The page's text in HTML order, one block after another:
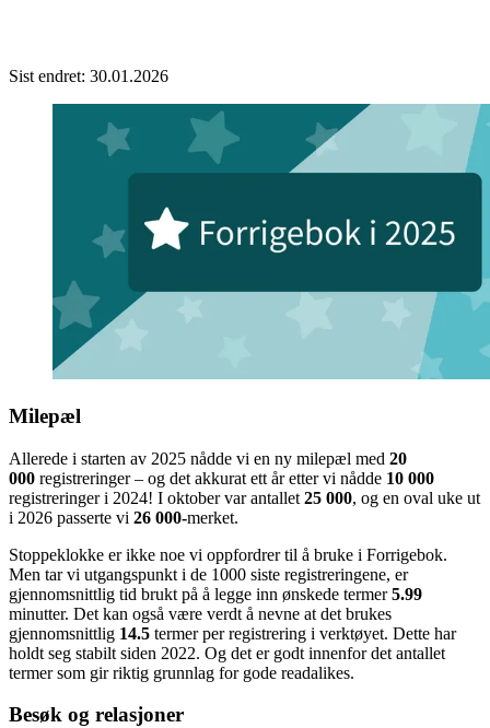
Sist endret: 30.01.2026
Milepæl
Allerede i starten av 2025 nådde vi en ny milepæl med 20
000 registreringer – og det akkurat ett år etter vi nådde 10 000
registreringer i 2024! I oktober var antallet 25 000, og en oval uke ut
i 2026 passerte vi 26 000-merket.
Stoppeklokke er ikke noe vi oppfordrer til å bruke i Forrigebok.
Men tar vi utgangspunkt i de 1000 siste registreringene, er
gjennomsnittlig tid brukt på å legge inn ønskede termer5.99
minutter. Det kan også være verdt å nevne at det brukes
gjennomsnittlig 14.5 termer per registrering i verktøyet. Dette har
holdt seg stabilt siden 2022. Og det er godt innenfor det antallet
termer som gir riktig grunnlag for gode readalikes.
Besøk og relasjoner